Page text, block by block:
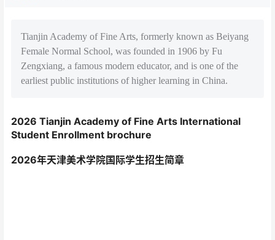
Tianjin Academy of Fine Arts, formerly known as Beiyang
Female Normal School, was founded in 1906 by Fu
Zengxiang, a famous modern educator, and is one of the
earliest public institutions of higher learning in China.
2026 Tianjin Academy of Fine Arts International
Student Enrollment brochure
2026年天津美术学院国际学生招生简章